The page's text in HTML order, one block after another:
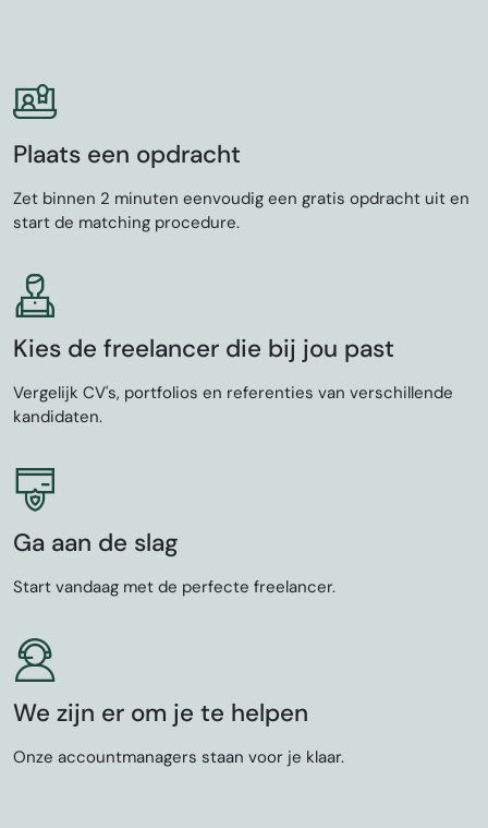
Plaats een opdracht
Zet binnen 2 minuten eenvoudig een gratis opdracht uit en
start de matching procedure.
Kies de freelancer die bij jou past
Vergelijk CV's, portfolios en referenties van verschillende
kandidaten.
Ga aan de slag
Start vandaag met de perfecte freelancer.
We zijn er om je te helpen
Onze accountmanagers staan voor je klaar.